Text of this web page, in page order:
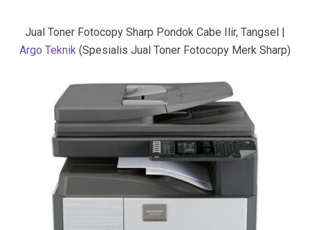
Jual Toner Fotocopy Sharp Pondok Cabe Ilir, Tangsel |
Argo Teknik (Spesialis Jual Toner Fotocopy Merk Sharp)